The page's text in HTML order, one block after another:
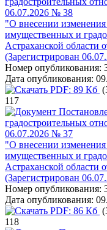
06.07.2026 № 38
"О внесении изменения
имущественных и
Астраханской области
(Зарегистрирован
Номер опубликования:
Дата опубликования:
PDF: 89 Кб
117
градостроительных
06.07.2026 № 37
"О внесении изменения
имущественных и
Астраханской области
(Зарегистрирован
Номер опубликования:
Дата опубликования:
PDF: 86 Кб
118